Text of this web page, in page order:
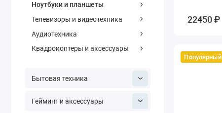
Ноутбуки и планшеты
Телевизоры и видеотехника
Аудиотехника
Квадрокоптеры и аксессуары
Бытовая техника
Гейминг и аксессуары
22450 ₽
Популярный